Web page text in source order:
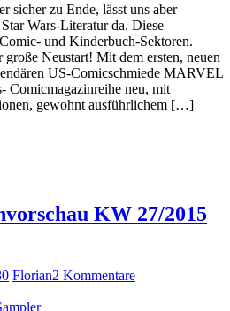
sicher zu Ende, lässt uns aber
Wars-Literatur da. Diese
und Kinderbuch-Sektoren.
Neustart! Mit dem ersten, neuen
US-Comicschmiede MARVEL
Comicmagazinreihe neu, mit
gewohnt ausführlichem […]
KW 27/2015
Florian2 Kommentare